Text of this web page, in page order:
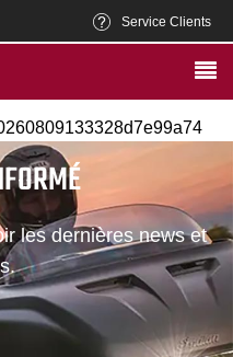
Service Clients
les dernières news et